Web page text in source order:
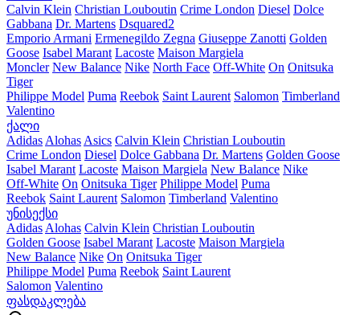
Calvin Klein Christian Louboutin Crime London Diesel Dolce
Gabbana Dr. Martens Dsquared2
Emporio Armani Ermenegildo Zegna Giuseppe Zanotti Golden
Goose Isabel Marant Lacoste Maison Margiela
Moncler New Balance Nike North Face Off-White On Onitsuka
Tiger
Philippe Model Puma Reebok Saint Laurent Salomon Timberland
Valentino
ქალი
Adidas Alohas Asics Calvin Klein Christian Louboutin
Crime London Diesel Dolce Gabbana Dr. Martens Golden Goose
Isabel Marant Lacoste Maison Margiela New Balance Nike
Off-White On Onitsuka Tiger Philippe Model Puma
Reebok Saint Laurent Salomon Timberland Valentino
უნისექსი
Adidas Alohas Calvin Klein Christian Louboutin
Golden Goose Isabel Marant Lacoste Maison Margiela
New Balance Nike On Onitsuka Tiger
Philippe Model Puma Reebok Saint Laurent
Salomon Valentino
ფასდაკლება